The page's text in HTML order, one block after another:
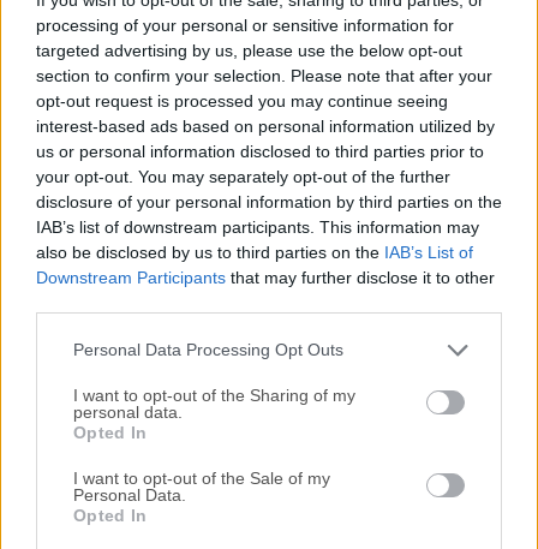
processing of your personal or sensitive information for
targeted advertising by us, please use the below opt-out
section to confirm your selection. Please note that after your
opt-out request is processed you may continue seeing
interest-based ads based on personal information utilized by
us or personal information disclosed to third parties prior to
your opt-out. You may separately opt-out of the further
disclosure of your personal information by third parties on the
IAB’s list of downstream participants. This information may
also be disclosed by us to third parties on the IAB’s List of
Downstream Participants that may further disclose it to other
Personal Data Processing Opt Outs
I want to opt-out of the Sharing of my
personal data.
Opted In
I want to opt-out of the Sale of my
Personal Data.
Opted In
los niveles técnicos un conjunto completo de herramientas
para la grabación de audio y edición, satisfaciendo las
necesidades tanto de usuarios domésticos, estudiantes
como profesionales. Esta aplicación multiplataforma está
diseñada desde cero para ser fácil de usar, lo que la
convierte en una excelente opción para podcasters, artistas
de doblaje y cualquiera que busque grabar y editar archivos
de audio tanto para proyectos más cortos (notas de voz)
como para proyectos de formato largo (como podcasts,
locuciones de audio, audiolibros y más).Con su capacidad
para grabar y reproducir sonidos, importar, exportar varios